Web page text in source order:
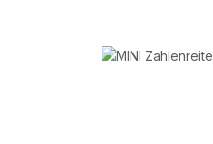
Bildergalerie überspringen